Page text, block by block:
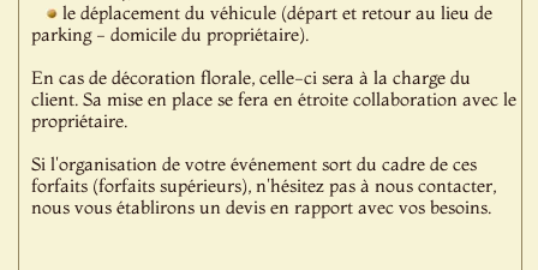
le déplacement du véhicule (départ et retour au lieu de
parking - domicile du propriétaire).
En cas de décoration florale, celle-ci sera à la charge du
client. Sa mise en place se fera en étroite collaboration avec le
propriétaire.
Si l'organisation de votre événement sort du cadre de ces
forfaits (forfaits supérieurs), n'hésitez pas à nous contacter,
nous vous établirons un devis en rapport avec vos besoins.